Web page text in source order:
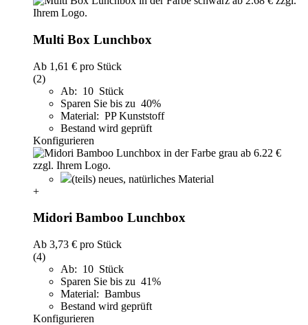
Multi Box Lunchbox
Ab 1,61 € pro Stück
(2)
Ab: 10 Stück
Sparen Sie bis zu 40%
Material: PP Kunststoff
Bestand wird geprüft
Konfigurieren
(teils) neues, natürliches Material
+
Midori Bamboo Lunchbox
Ab 3,73 € pro Stück
(4)
Ab: 10 Stück
Sparen Sie bis zu 41%
Material: Bambus
Bestand wird geprüft
Konfigurieren